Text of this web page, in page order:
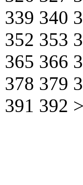
339 340
352 353
365 366
378 379
391 392